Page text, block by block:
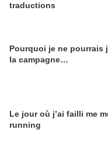
traductions
Pourquoi je ne pourrais
la campagne…
Le jour où j’ai failli me
running